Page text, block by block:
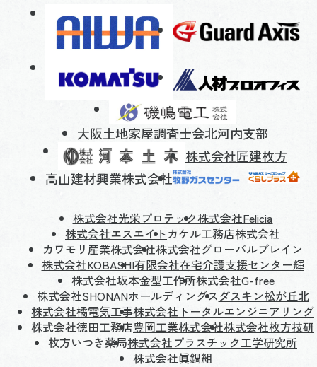
大阪土地家屋調査士会北河内支部
株式会社匠建枚方
高山建材興業株式会社
株式会社光栄プロテック株式会社Felicia
株式会社エスエイトカケル工務店株式会社
カワモリ産業株式会社株式会社グローバルブレイン
株式会社KOBASHI有限会社在宅介護支援センター輝
株式会社坂本金型工作所株式会社G-free
株式会社SHONANホールディングスダスキン松が丘北
株式会社橘電気工事株式会社トータルエンジニアリング
株式会社徳田工務店豊岡工業株式会社株式会社枚方技研
枚方いつき薬局株式会社プラスチック工学研究所
株式会社眞鍋組